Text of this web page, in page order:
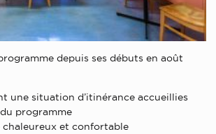
depuis ses débuts en août
une situation d’itinérance accueillies
programme
chaleureux et confortable